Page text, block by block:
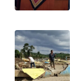
SULSEL
WN
GORONTALO